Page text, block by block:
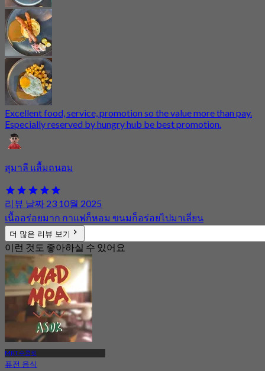
Excellent food, service, promotion so the value more than pay.
Especially reserved by hungry hub be best promotion.
สุมาลี แลื้มถนอม
리뷰 날짜 23 10월 2025
เนื้ออร่อยมาก กาแฟก็หอม ขนมก็อร่อยไปมาเลี่ยน
더 많은 리뷰 보기
이런 것도 좋아하실 수 있어요
MRT 수쿰윗
퓨전 음식